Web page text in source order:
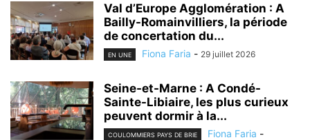
Val d’Europe Agglomération : A
Bailly-Romainvilliers, la période
de concertation du...
EN UNE Fiona Faria - 29 juillet 2026
Seine-et-Marne : A Condé-
Sainte-Libiaire, les plus curieux
peuvent dormir à la...
COULOMMIERS PAYS DE BRIE Fiona Faria -